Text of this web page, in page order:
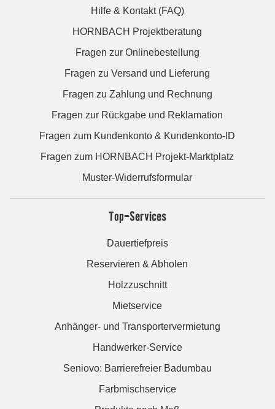
Hilfe & Kontakt (FAQ)
HORNBACH Projektberatung
Fragen zur Onlinebestellung
Fragen zu Versand und Lieferung
Fragen zu Zahlung und Rechnung
Fragen zur Rückgabe und Reklamation
Fragen zum Kundenkonto & Kundenkonto-ID
Fragen zum HORNBACH Projekt-Marktplatz
Muster-Widerrufsformular
Top-Services
Dauertiefpreis
Reservieren & Abholen
Holzzuschnitt
Mietservice
Anhänger- und Transportervermietung
Handwerker-Service
Seniovo: Barrierefreier Badumbau
Farbmischservice